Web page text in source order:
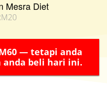
Mesra Diet
— tetapi anda
anda beli hari ini.